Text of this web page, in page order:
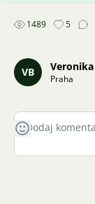
1489 5
VB
Praha